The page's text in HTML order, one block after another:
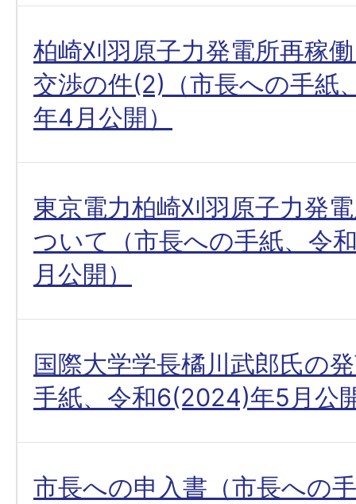
柏崎刈羽原子力発電所再稼
交渉の件(2)（市長への手紙
年4月公開）
東京電力柏崎刈羽原子力発
ついて（市長への手紙、令
月公開）
国際大学学長橘川武郎氏の
手紙、令和6(2024)年5月公
市長への申入書（市長への